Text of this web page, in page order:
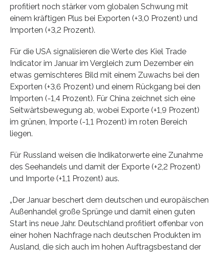
profitiert noch stärker vom globalen Schwung mit
einem kräftigen Plus bei Exporten (+3,0 Prozent) und
Importen (+3,2 Prozent).
Für die USA signalisieren die Werte des Kiel Trade
Indicator im Januar im Vergleich zum Dezember ein
etwas gemischteres Bild mit einem Zuwachs bei den
Exporten (+3,6 Prozent) und einem Rückgang bei den
Importen (-1,4 Prozent). Für China zeichnet sich eine
Seitwärtsbewegung ab, wobei Exporte (+1,9 Prozent)
im grünen, Importe (-1,1 Prozent) im roten Bereich
liegen.
Für Russland weisen die Indikatorwerte eine Zunahme
des Seehandels und damit der Exporte (+2,2 Prozent)
und Importe (+1,1 Prozent) aus.
„Der Januar beschert dem deutschen und europäischen
Außenhandel große Sprünge und damit einen guten
Start ins neue Jahr. Deutschland profitiert offenbar von
einer hohen Nachfrage nach deutschen Produkten im
Ausland, die sich auch im hohen Auftragsbestand der